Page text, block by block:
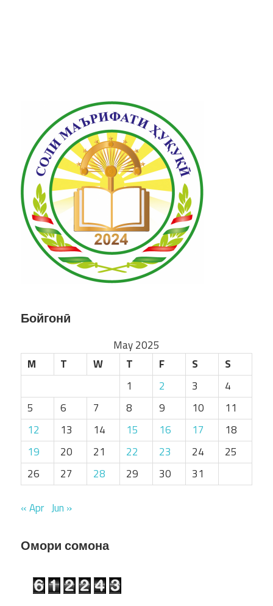
Бойгонӣ
May 2025
M
T W T F S
S
1
2 3
4
5
6 7 8 9 10
11
12
13 14 15 16 17
18
19
20 21 22 23 24
25
26
27 28 29 30 31
« Apr Jun »
Омори сомона